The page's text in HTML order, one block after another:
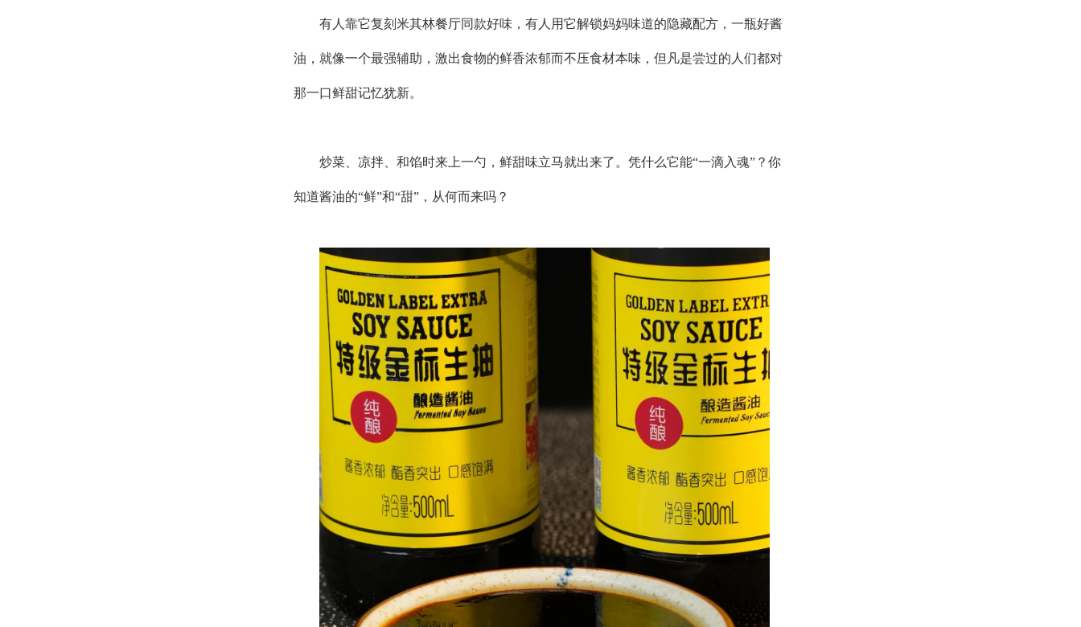
有人靠它复刻米其林餐厅同款好味，有人用它解锁妈妈味道的隐藏配方，一瓶好酱
油，就像一个最强辅助，激出食物的鲜香浓郁而不压食材本味，但凡是尝过的人们都对
那一口鲜甜记忆犹新。
炒菜、凉拌、和馅时来上一勺，鲜甜味立马就出来了。凭什么它能“一滴入魂”？ 你
知道酱油的“鲜”和“甜”，从何而来吗？